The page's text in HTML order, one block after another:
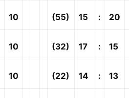
10 (55) 15 : 20
10 (32) 17 : 15
10 (22) 14 : 13